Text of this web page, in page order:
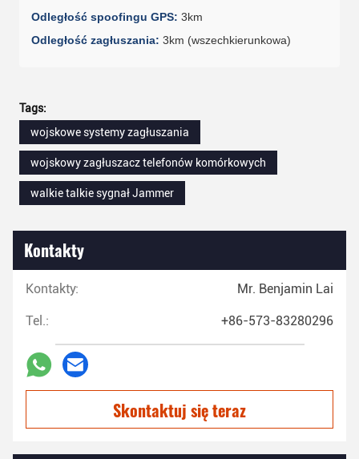
Odległość spoofingu GPS: 3km
Odległość zagłuszania: 3km (wszechkierunkowa)
Tags:
wojskowe systemy zagłuszania
wojskowy zagłuszacz telefonów komórkowych
walkie talkie sygnał Jammer
Kontakty
Kontakty: Mr. Benjamin Lai
Tel.: +86-573-83280296
Skontaktuj się teraz